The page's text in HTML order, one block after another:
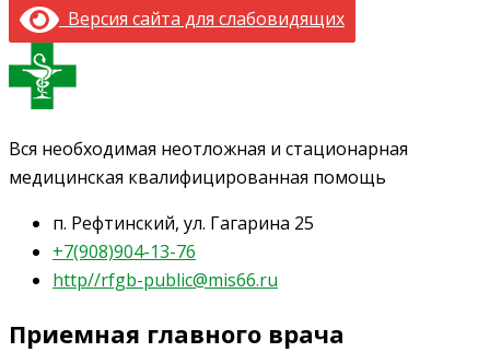
Версия сайта для слабовидящих
Вся необходимая неотложная и стационарная
медицинская квалифицированная помощь
п. Рефтинский, ул. Гагарина 25
+7(908)904-13-76
http//rfgb-public@mis66.ru
Приемная главного врача